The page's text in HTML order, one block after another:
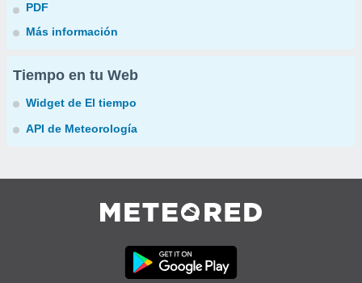
PDF
Más información
Tiempo en tu Web
Widget de El tiempo
API de Meteorología